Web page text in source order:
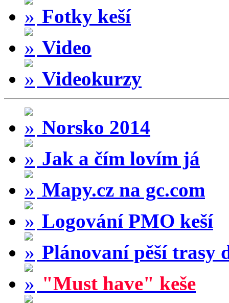
Fotky keší
Video
Videokurzy
Norsko 2014
Jak a čím lovím já
Mapy.cz na gc.com
Logování PMO keší
Plánovaní pěší trasy
"Must have" keše